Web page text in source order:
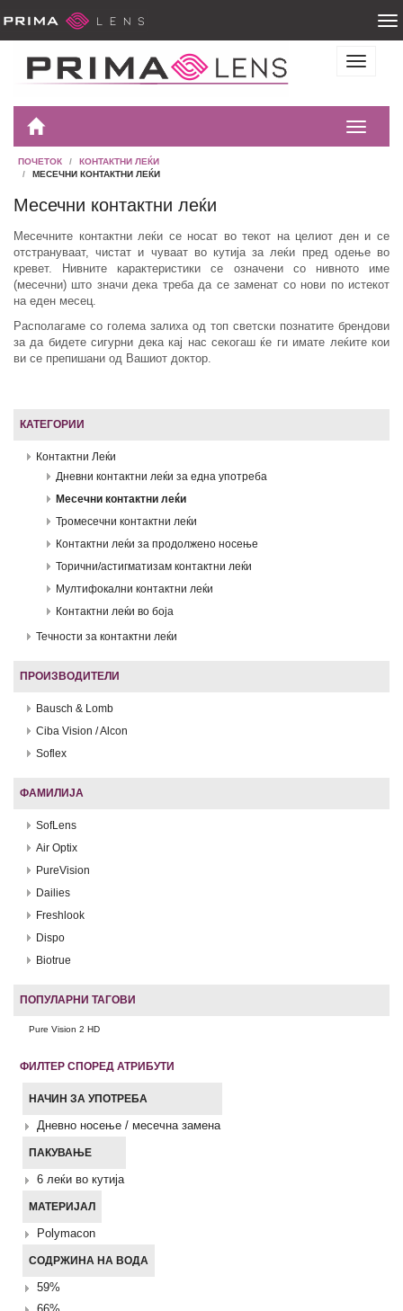
ПОЧЕТОК
КОНТАКТНИ ЛЕЌИ
МЕСЕЧНИ КОНТАКТНИ ЛЕЌИ
Месечни контактни леќи
Месечните контактни леќи се носат во текот на целиот ден и се
отстрануваат, чистат и чуваат во кутија за леќи пред одење во
кревет. Нивните карактеристики се означени со нивното име
(месечни) што значи дека треба да се заменат со нови по истекот
на еден месец.
Располагаме со голема залиха од топ светски познатите брендови
за да бидете сигурни дека кај нас секогаш ќе ги имате леќите кои
ви се препишани од Вашиот доктор.
КАТЕГОРИИ
Контактни Леќи
Дневни контактни леќи за една употреба
Месечни контактни леќи
Тромесечни контактни леќи
Контактни леќи за продолжено носење
Торични/астигматизам контактни леќи
Мултифокални контактни леќи
Контактни леќи во боја
Течности за контактни леќи
ПРОИЗВОДИТЕЛИ
Bausch & Lomb
Ciba Vision / Alcon
Soflex
ФАМИЛИЈА
SofLens
Air Optix
PureVision
Dailies
Freshlook
Dispo
Biotrue
ПОПУЛАРНИ ТАГОВИ
Pure Vision 2 HD
ФИЛТЕР СПОРЕД АТРИБУТИ
НАЧИН ЗА УПОТРЕБА
Дневно носење / месечна замена
ПАКУВАЊЕ
6 леќи во кутија
МАТЕРИЈАЛ
Polymacon
СОДРЖИНА НА ВОДА
59%